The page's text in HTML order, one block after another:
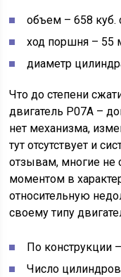
объем – 658 куб.
ход поршня – 55
диаметр
Что до степени
двигатель P07A –
нет механизма,
тут отсутствует и
отзывам, многие не
моментом в
относительную
своему типу
По конструкции
Число